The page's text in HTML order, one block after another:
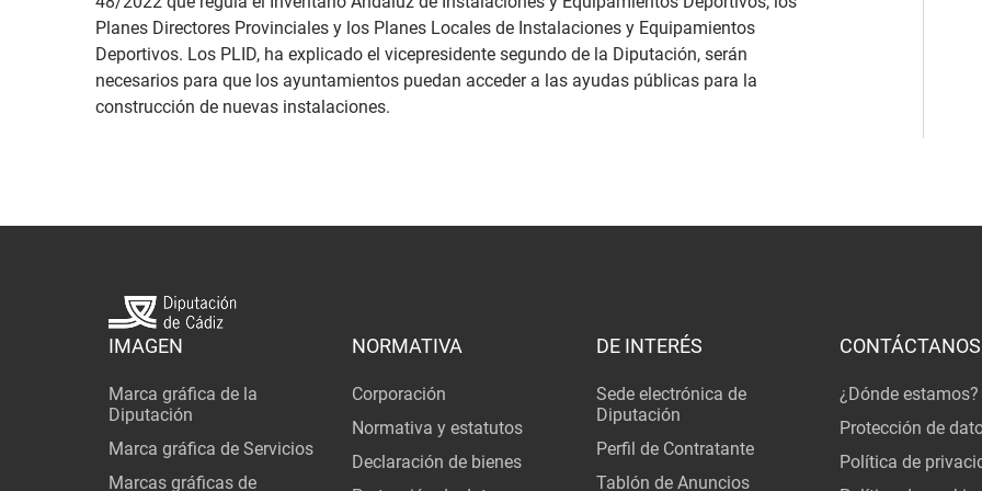
Planes Directores Provinciales y los Planes Locales de Instalaciones y Equipamientos
Deportivos. Los PLID, ha explicado el vicepresidente segundo de la Diputación, serán
necesarios para que los ayuntamientos puedan acceder a las ayudas públicas para la
construcción de nuevas instalaciones.
IMAGEN
Marca gráfica de la
Diputación
Marca gráfica de Servicios
Marcas gráficas de
NORMATIVA
Corporación
Normativa y estatutos
Declaración de bienes
DE INTERÉS
Sede electrónica de
Diputación
Perfil de Contratante
Tablón de Anuncios
CONTÁCTANOS
¿Dónde estamos?
Protección de
Política de